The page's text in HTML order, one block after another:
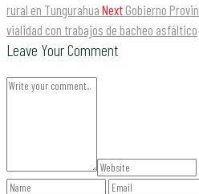
rural en Tungurahua Next Gobierno
vialidad con trabajos de bacheo asfáltico
Leave Your Comment